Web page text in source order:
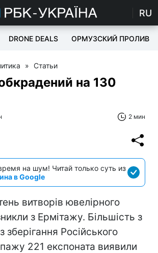
RU
DRONE DEALS ОРМУЗСКИЙ ПРОЛИВ
» Статьи
на 130
2 мин
на шум! Читай только суть из
в Google
витворів ювелірного
з Ермітажу. Більшість з
зберігання Російського
221 експоната виявили